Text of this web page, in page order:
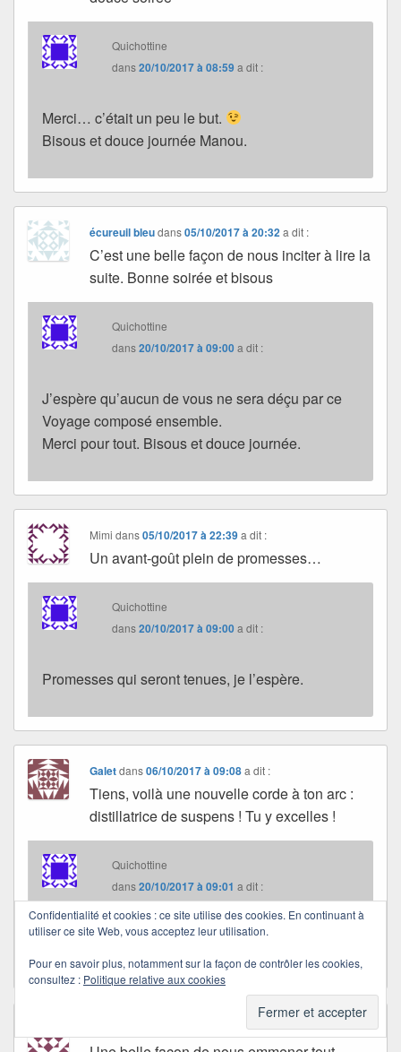
Quichottine
dans20/10/2017 à 08:59a dit :
Merci… c’était un peu le but.
Bisous et douce journée Manou.
écureuil bleudans05/10/2017 à 20:32 a dit :
C’est une belle façon de nous inciter à lire la
suite. Bonne soirée et bisous
Quichottine
dans20/10/2017 à 09:00a dit :
J’espère qu’aucun de vous ne sera déçu par ce
Voyage composé ensemble.
Merci pour tout. Bisous et douce journée.
Mimi dans05/10/2017 à 22:39 a dit :
Un avant-goût plein de promesses…
Quichottine
dans20/10/2017 à 09:00a dit :
Promesses qui seront tenues, je l’espère.
Galetdans06/10/2017 à 09:08 a dit :
Tiens, voilà une nouvelle corde à ton arc :
distillatrice de suspens ! Tu y excelles !
Quichottine
dans20/10/2017 à 09:01 a dit :
Un sourire pour toi… merci, Galet.
a dit :
Confidentialité et cookies : ce site utilise des cookies. En continuant à
utiliser ce site Web, vous acceptez leur utilisation.
Pour en savoir plus, notamment sur la façon de contrôler les cookies,
consultez : Politique relative aux cookies